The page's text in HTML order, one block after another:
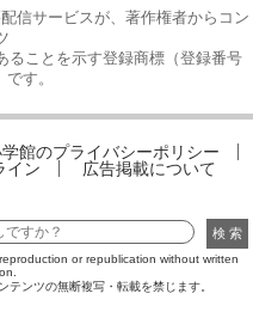
信サービスが、著作権者からコン
ることを示す登録商標（登録番号
す。
館のプライバシーポリシー
イン
広告掲載について
検 索
or republication without written
ンツの無断複写・転載を禁じます。